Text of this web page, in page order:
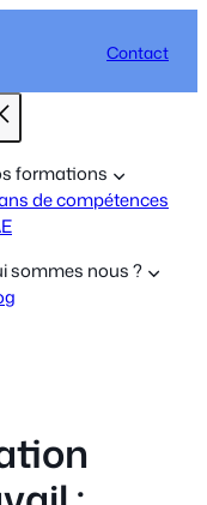
Contact
formations
de compétences
sommes nous ?